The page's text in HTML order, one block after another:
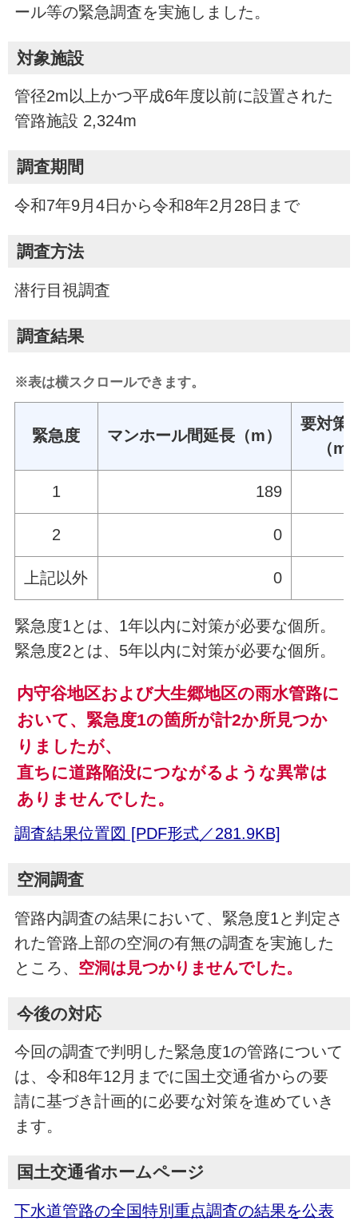
ール等の緊急調査を実施しました。
対象施設
管径2m以上かつ平成6年度以前に設置された
管路施設 2,324m
調査期間
令和7年9月4日から令和8年2月28日まで
調査方法
潜行目視調査
調査結果
※表は横スクロールできます。
緊急度 マンホール間延長（m）
要対策
（m
1 189
2 0
上記以外 0
緊急度1とは、1年以内に対策が必要な個所。
緊急度2とは、5年以内に対策が必要な個所。
内守谷地区および大生郷地区の雨水管路に
おいて、緊急度1の箇所が計2か所見つか
りましたが、
直ちに道路陥没につながるような異常は
ありませんでした。
調査結果位置図 [PDF形式／281.9KB]
空洞調査
管路内調査の結果において、緊急度1と判定さ
れた管路上部の空洞の有無の調査を実施した
ところ、 空洞は見つかりませんでした。
今後の対応
今回の調査で判明した緊急度1の管路について
は、令和8年12月までに国土交通省からの要
請に基づき計画的に必要な対策を進めていき
ます。
国土交通省ホームページ
下水道管路の全国特別重点調査の結果を公表